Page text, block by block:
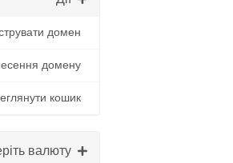
Перенесення домену
Переглянути кошик
Оберіть валюту